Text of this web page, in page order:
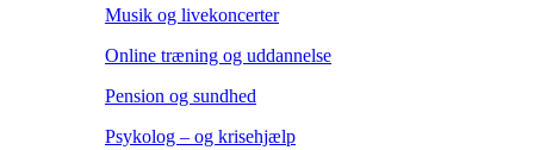
Musik og livekoncerter
Online træning og uddannelse
Pension og sundhed
Psykolog – og krisehjælp